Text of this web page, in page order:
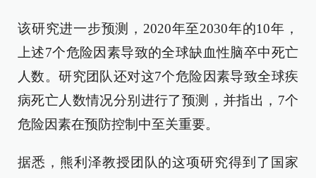
该研究进一步预测，2020年至2030年的10年，
上述7个危险因素导致的全球缺血性脑卒中死亡
人数。研究团队还对这7个危险因素导致全球疾
病死亡人数情况分别进行了预测，并指出，7个
危险因素在预防控制中至关重要。
据悉，熊利泽教授团队的这项研究得到了国家